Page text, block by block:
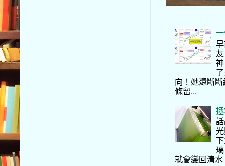
向！她還斷
條留...
就會變回清